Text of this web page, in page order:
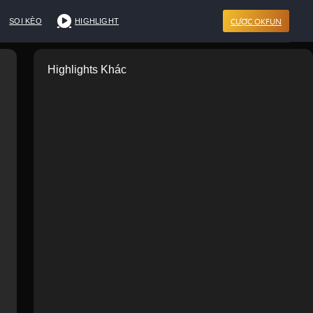
SOI KÈO HIGHLIGHT CƯỢC OKFUN
Highlights Khác